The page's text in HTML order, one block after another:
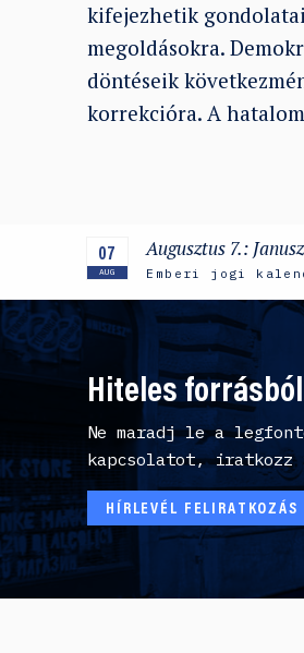
kifejezhetik
megoldásokra.
döntéseik
korrekcióra. A
07
AUG
Augusztus 7.:
Emberi jogi
Hiteles
Ne maradj le a
kapcsolatot,
HÍRLEVÉL FELIRATKOZÁS